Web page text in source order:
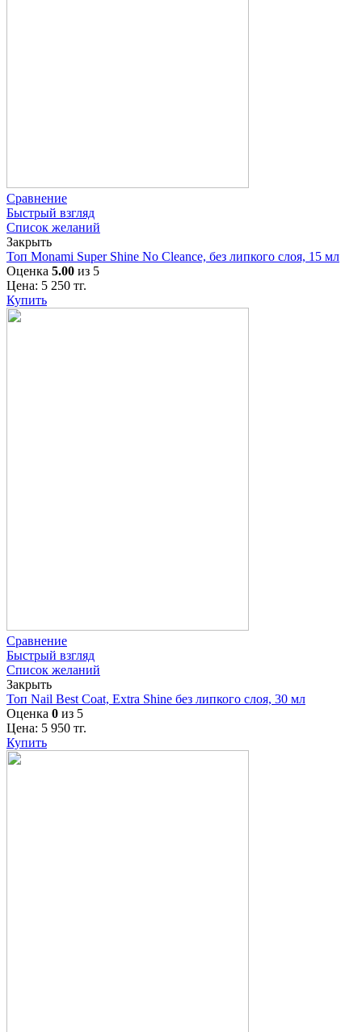
Сравнение
Быстрый взгляд
Список желаний
Закрыть
Топ Monami Super Shine No Cleance, без липкого слоя, 15 мл
Оценка 5.00 из 5
Цена: 5 250 тг.
Купить
Сравнение
Быстрый взгляд
Список желаний
Закрыть
Топ Nail Best Coat, Extra Shine без липкого слоя, 30 мл
Оценка 0 из 5
Цена: 5 950 тг.
Купить